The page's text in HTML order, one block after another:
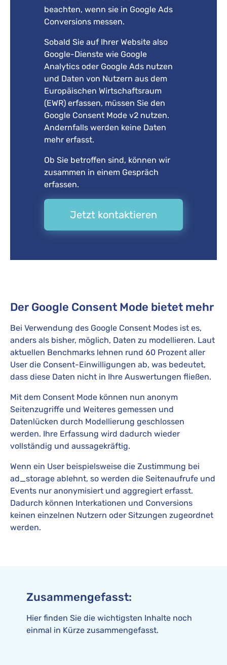
beachten, wenn sie in Google Ads
Conversions messen.
Sobald Sie auf Ihrer Website also
Google-Dienste wie Google
Analytics oder Google Ads nutzen
und Daten von Nutzern aus dem
Europäischen Wirtschaftsraum
(EWR) erfassen, müssen Sie den
Google Consent Mode v2 nutzen.
Andernfalls werden keine Daten
mehr erfasst.
Ob Sie betroffen sind, können wir
zusammen in einem Gespräch
erfassen.
Jetzt kontaktieren
Der Google Consent Mode bietet mehr
Bei Verwendung des Google Consent Modes ist es,
anders als bisher, möglich, Daten zu modellieren. Laut
aktuellen Benchmarks lehnen rund 60 Prozent aller
User die Consent-Einwilligungen ab, was bedeutet,
dass diese Daten nicht in Ihre Auswertungen fließen.
Mit dem Consent Mode können nun anonym
Seitenzugriffe und Weiteres gemessen und
Datenlücken durch Modellierung geschlossen
werden. Ihre Erfassung wird dadurch wieder
vollständig und aussagekräftig.
Wenn ein User beispielsweise die Zustimmung bei
ad_storage ablehnt, so werden die Seitenaufrufe und
Events nur anonymisiert und aggregiert erfasst.
Dadurch können Interkationen und Conversions
keinen einzelnen Nutzern oder Sitzungen zugeordnet
werden.
Zusammengefasst:
Hier finden Sie die wichtigsten Inhalte noch
einmal in Kürze zusammengefasst.